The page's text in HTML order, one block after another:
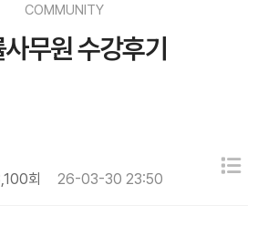
COMMUNITY
무원 수강후기
회 26-03-30 23:50